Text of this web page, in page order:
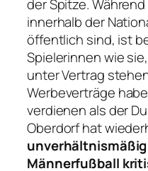
der Spitze.
innerhalb der
öffentlich sind, ist
Spielerinnen wie
unter Vertrag
Werbeverträge
verdienen als der
Oberdorf hat
Männerfußball